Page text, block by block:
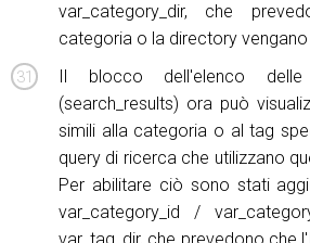
var_category_dir, che
categoria o la directory vengano
Il blocco dell'elenco
(search_results) ora può
simili alla categoria o al tag
query di ricerca che utilizzano
Per abilitare ciò sono stati
var_category_id /